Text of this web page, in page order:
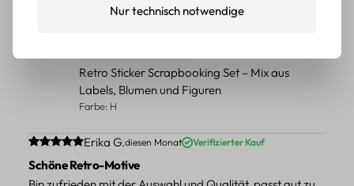
Schöne Deko-Teile für meine Bücher, es passt zu meinem
Retro Sticker Scrapbooking Set – Mix aus
Labels, Blumen und Figuren
Farbe: H
Durchschnittliche Bewertung von 5 von 5 Sternen
Erika G.diesen Monat Verifizierter Kauf
Schöne Retro-Motive
Nur technisch notwendige